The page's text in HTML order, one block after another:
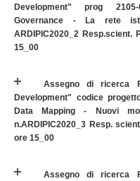
Development" prog 2105-
Governance - La rete
ARDIPIC2020_2 Resp.scient.
15_00
Assegno di ricerca
Development" codice
Data Mapping - Nuovi
n.ARDIPIC2020_3 Resp.
ore 15_00
Assegno di ricerca